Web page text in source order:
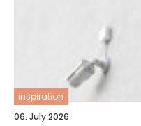
inspiration
06. July 2026